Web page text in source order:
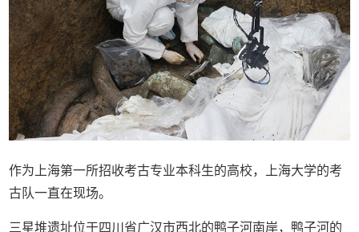
作为上海第一所招收考古专业本科生的高校，上海大学的考
古队一直在现场。
三星堆遗址位于四川省广汉市西北的鸭子河南岸，鸭子河的